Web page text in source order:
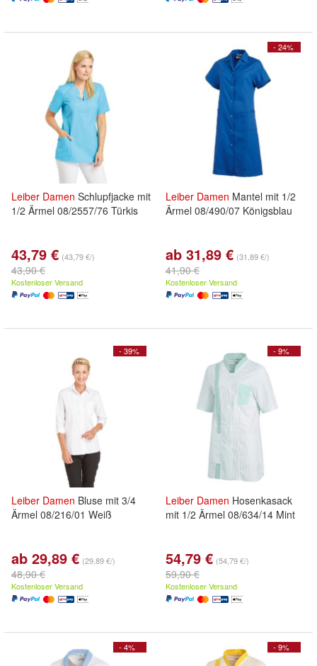
Leiber Damen Schlupfjacke mit
1/2 Ärmel 08/2557/76 Türkis
43,79 € (43,79 €/)
43,90 €
Kostenloser Versand
- 24%
Leiber Damen Mantel mit 1/2
Ärmel 08/490/07 Königsblau
ab 31,89 € (31,89 €/)
41,90 €
Kostenloser Versand
- 39%
Leiber Damen Bluse mit 3/4
Ärmel 08/216/01 Weiß
ab 29,89 € (29,89 €/)
48,90 €
Kostenloser Versand
- 9%
Leiber Damen Hosenkasack
mit 1/2 Ärmel 08/634/14 Mint
54,79 € (54,79 €/)
59,90 €
Kostenloser Versand
- 4% - 9%